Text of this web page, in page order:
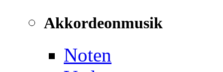
Akkordeonmusik
Noten